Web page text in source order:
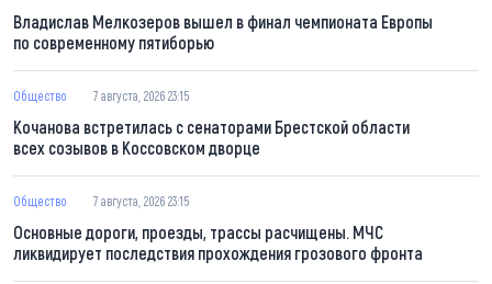
Владислав Мелкозеров вышел в финал чемпионата Европы
по современному пятиборью
Общество 7 августа, 2026 23:15
Кочанова встретилась с сенаторами Брестской области
всех созывов в Коссовском дворце
Общество 7 августа, 2026 23:15
Основные дороги, проезды, трассы расчищены. МЧС
ликвидирует последствия прохождения грозового фронта